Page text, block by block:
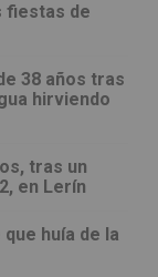
fiestas de
38 años tras
hirviendo
tras un
en Lerín
huía de la